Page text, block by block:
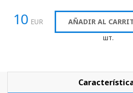
10 EUR
AÑADIR AL
шт.